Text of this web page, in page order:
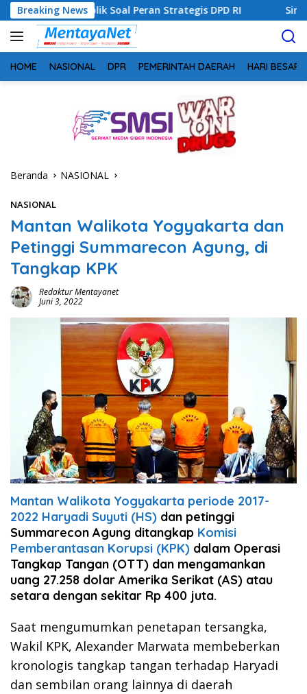
Langsung
ke
konten
Breaking News
Soal Peran Strategis DPD RI Sinergi Perang
HOME NASIONAL DPR PEMERINTAH DAERAH HARI BESAR
Beranda NASIONAL
NASIONAL
Mantan Walikota Yogyakarta dan
Petinggi Summarecon Agung, di
Tangkap KPK
Redaktur Mentayanet
Juni 3, 2022
Mantan Walikota Yogyakarta periode 2017-
2022 Haryadi Suyuti (HS) dan petinggi
Summarecon Agung ditangkap Komisi
Pemberantasan Korupsi (KPK) dalam Operasi
Tangkap Tangan (OTT) dan mengamankan
uang 27.258 dolar Amerika Serikat (AS) atau
setara dengan sekitar Rp 400 juta.
Saat mengumumkan penetapan tersangka,
Wakil KPK, Alexander Marwata membeberkan
kronologis tangkap tangan terhadap Haryadi
dan sembilan orang lainnya di daerah